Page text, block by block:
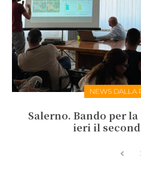
NEWS DALLA
Salerno. Bando per
ieri il